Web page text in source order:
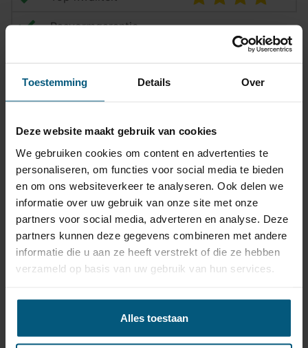
Toestemming Details Over
Deze website maakt gebruik van cookies
We gebruiken cookies om content en advertenties te
personaliseren, om functies voor social media te bieden
en om ons websiteverkeer te analyseren. Ook delen we
informatie over uw gebruik van onze site met onze
partners voor social media, adverteren en analyse. Deze
partners kunnen deze gegevens combineren met andere
informatie die u aan ze heeft verstrekt of die ze hebben
verzameld op basis van uw gebruik van hun services.
Alles toestaan
Pasvormgarantie
14 dagen bedenktijd
Trekhaak specificatie
Artikelnummer
STV-309
Trekhaak systeem
Verticaal afneembaar
Uitvoering
Na afname van de kogel, is
de houder van de trekhaak
Maximaal trekgewicht
1900 kg
Maximale kogeldruk
90 kg